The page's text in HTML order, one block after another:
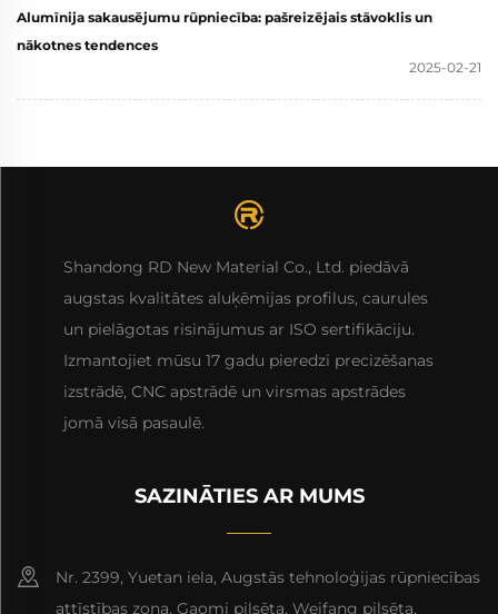
Alumīnija sakausējumu rūpniecība: pašreizējais stāvoklis un
nākotnes tendences
2025-02-21
Shandong RD New Material Co., Ltd. piedāvā
augstas kvalitātes aluķēmijas profilus, caurules
un pielāgotas risinājumus ar ISO sertifikāciju.
Izmantojiet mūsu 17 gadu pieredzi precizēšanas
izstrādē, CNC apstrādē un virsmas apstrādes
jomā visā pasaulē.
SAZINĀTIES AR MUMS
Nr. 2399, Yuetan iela, Augstās tehnoloģijas rūpniecības
attīstības zona, Gaomi pilsēta, Weifang pilsēta,